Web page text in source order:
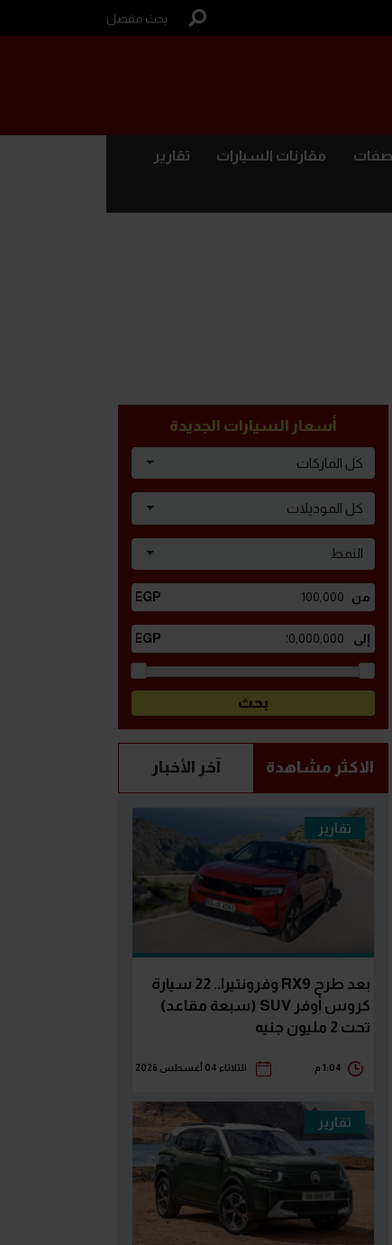
بحث مفصل
مقارنات السيارات تقارير
أسعار السيارات الجديدة
كل الماركات
كل الموديلات
النمط
الاكثر مشاهدة آخر الأخبار
تقارير
بعد طرح RX9 وفرونتيرا.. 22 سيارة
كروس أوفر SUV (سبعة مقاعد)
تحت 2 مليون جنيه
1:04 م الثلاثاء 04 أغسطس 2026
تقارير